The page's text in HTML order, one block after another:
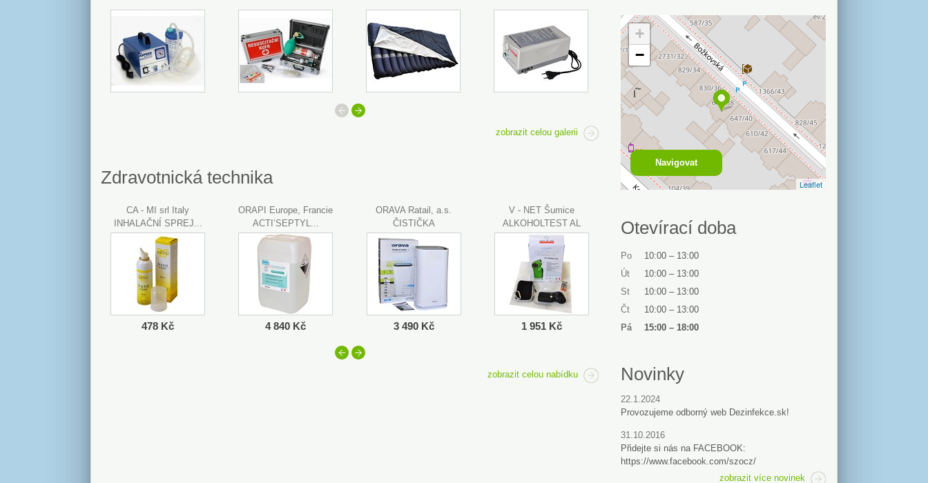
předchozí
další
zobrazit celou galerii
Zdravotnická technika
CA - MI srl Italy
INHALAČNÍ SPREJ...
478 Kč
ORAPI Europe, Francie
ACTI’SEPTYL...
4 840 Kč
ORAVA Ratail, a.s.
ČISTIČKA
VZDUCHU...
3 490 Kč
V - NET Šumice
ALKOHOLTEST AL
6000...
1 951 Kč
< >
zobrazit celou nabídku
+
−
Leaflet
Navigovat
Otevírací doba
Po 10:00 – 13:00
Út
10:00 – 13:00
St
10:00 – 13:00
Čt
10:00 – 13:00
Pá
15:00 – 18:00
Novinky
22.1.2024
Provozujeme odborný web Dezinfekce.sk!
31.10.2016
Přidejte si nás na FACEBOOK:
https://www.facebook.com/szocz/
zobrazit více novinek